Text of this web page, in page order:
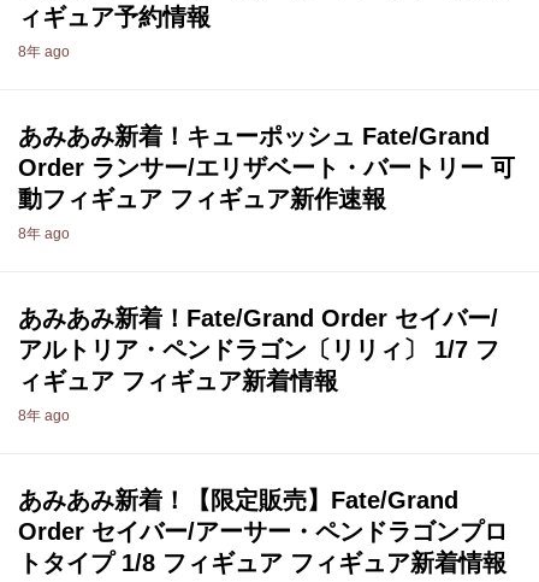
ィギュア予約情報
8年 ago
あみあみ新着！キューポッシュ Fate/Grand
Order ランサー/エリザベート・バートリー 可
動フィギュア フィギュア新作速報
8年 ago
あみあみ新着！Fate/Grand Order セイバー/
アルトリア・ペンドラゴン〔リリィ〕 1/7 フ
ィギュア フィギュア新着情報
8年 ago
あみあみ新着！【限定販売】Fate/Grand
Order セイバー/アーサー・ペンドラゴンプロ
トタイプ 1/8 フィギュア フィギュア新着情報